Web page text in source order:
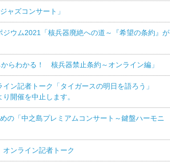
ャズコンサート」
ウム2021「核兵器廃絶への道～『希望の条約』が
らわかる！ 核兵器禁止条約～オンライン編」
ン記者トーク「タイガースの明日を語ろう」
開催を中止します。
「中之島プレミアムコンサート～鍵盤ハーモニ
ンライン記者トーク